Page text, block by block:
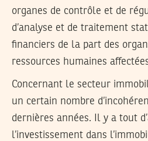
organes de contrôle et de
d’analyse et de traitement
financiers de la part des
ressources humaines
Concernant le secteur
un certain nombre
dernières années. Il y a tout
l’investissement dans